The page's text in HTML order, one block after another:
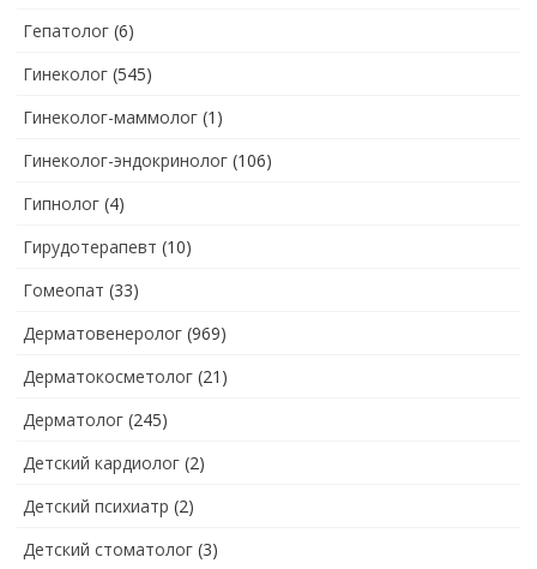
Гепатолог (6)
Гинеколог (545)
Гинеколог-маммолог (1)
Гинеколог-эндокринолог (106)
Гипнолог (4)
Гирудотерапевт (10)
Гомеопат (33)
Дерматовенеролог (969)
Дерматокосметолог (21)
Дерматолог (245)
Детский кардиолог (2)
Детский психиатр (2)
Детский стоматолог (3)